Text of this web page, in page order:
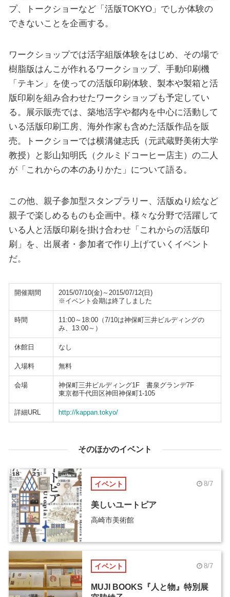
プ、トークショーなど「活版TOKYO」でしか体験の
できないことを企画する。
ワークショップでは活字組版体験をはじめ、その場で
樹脂版はんこが作れるワークショップ、手動印刷機
「テキン」を使っての活版印刷体験、製本や製箱と活
版印刷を組み合わせたワークショップも予定してい
る。展示販売では、築地活字や都内を中心に活動して
いる活版印刷工房、海外作家も含めた活版作品を販
売。トークショーでは横溝健志氏（元武蔵野美術大学
教授）と影山知明氏（クルミドコーヒー店主）の二人
が「これからの本のありかた」について語る。
この他、親子参加型スタンプラリー、活版ぬり絵など
親子で楽しめるものも企画中。様々な分野で活躍して
いる人と活版印刷を掛け合わせ「これからの活版印
刷」を、出展者・参加者で作り上げていくイベント
だ。
開催期間
2015/07/10(金)～2015/07/12(日)
※イベント会期は終了しました
時間
11:00～18:00（7/10は神保町三井ビルディングの
み、13:00～）
休館日 なし
入場料 無料
会場
神保町三井ビルディング1F 書泉グランデ7F
東京都千代田区神田神保町1-105
詳細URL http://kappan.tokyo/
そのほかのイベント
イベント 8/7
美しいユートピア
高崎市美術館
イベント 8/7
MUJI BOOKS『人と物』特別展